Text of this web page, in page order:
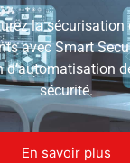
la sécurisation
avec Smart
d’automatisation
sécurité.
En savoir plus